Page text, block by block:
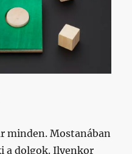
minden. Mostanában
a dolgok. Ilyenkor